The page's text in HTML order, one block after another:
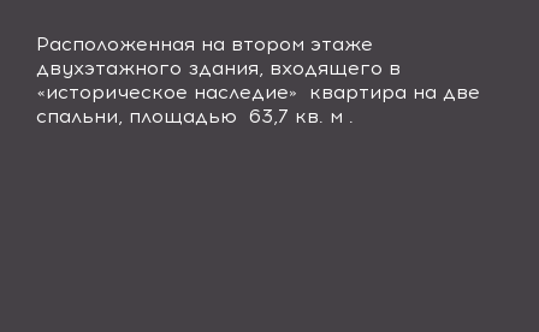
Расположенная на втором этаже
двухэтажного здания, входящего в
«историческое наследие» квартира на две
спальни, площадью 63,7 кв. м .